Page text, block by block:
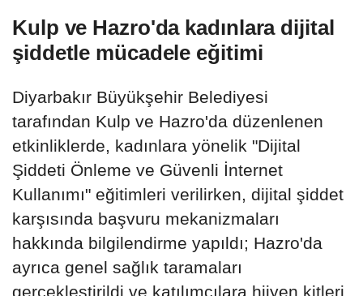
Kulp ve Hazro'da kadınlara dijital
şiddetle mücadele eğitimi
Diyarbakır Büyükşehir Belediyesi
tarafından Kulp ve Hazro'da düzenlenen
etkinliklerde, kadınlara yönelik "Dijital
Şiddeti Önleme ve Güvenli İnternet
Kullanımı" eğitimleri verilirken, dijital şiddet
karşısında başvuru mekanizmaları
hakkında bilgilendirme yapıldı; Hazro'da
ayrıca genel sağlık taramaları
gerçekleştirildi ve katılımcılara hijyen kitleri